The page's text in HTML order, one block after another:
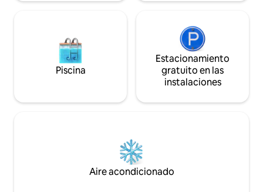
Piscina
Estacionamiento
gratuito en las
instalaciones
Aire acondicionado